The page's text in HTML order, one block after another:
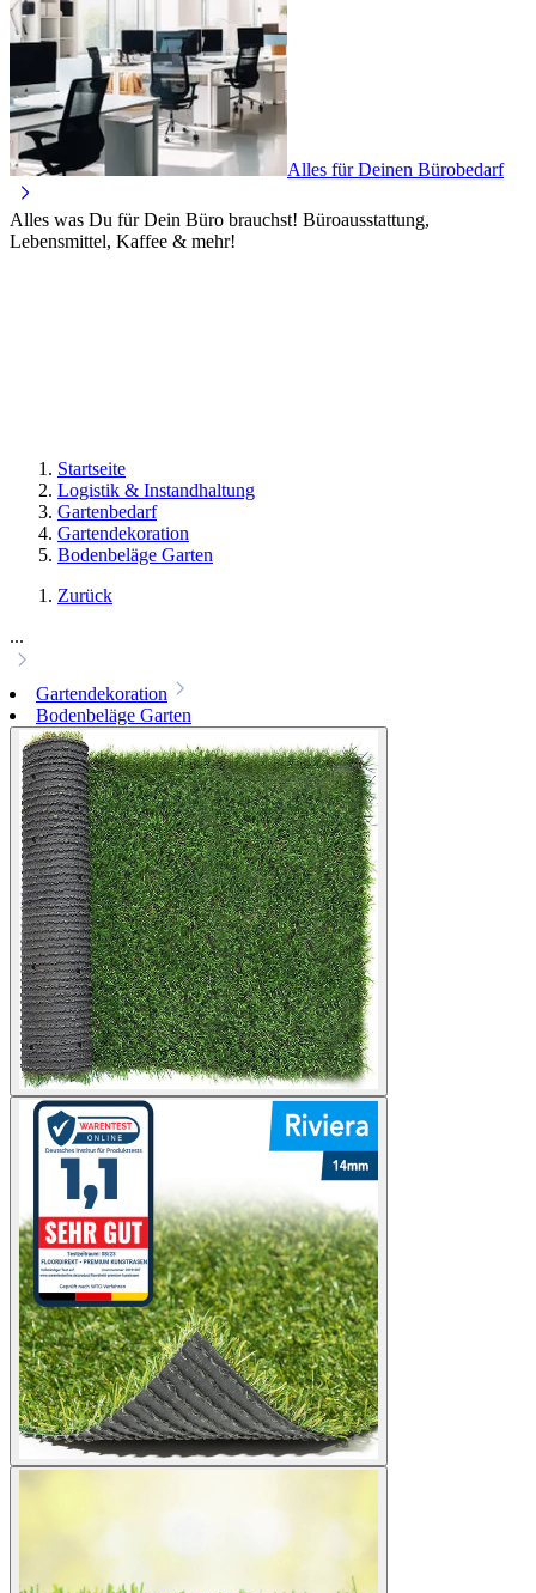
Alles für Deinen Bürobedarf
Alles was Du für Dein Büro brauchst! Büroausstattung,
Lebensmittel, Kaffee & mehr!
Startseite
Logistik & Instandhaltung
Gartenbedarf
Gartendekoration
Bodenbeläge Garten
Zurück
...
Gartendekoration
Bodenbeläge Garten